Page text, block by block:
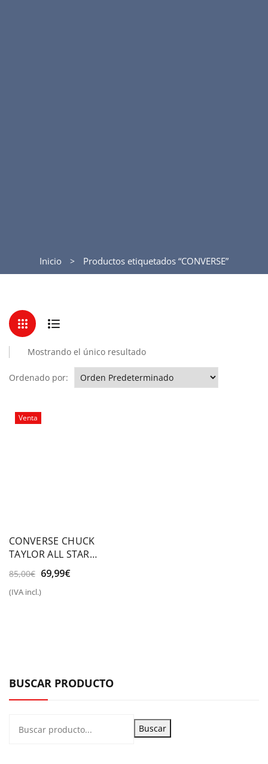
Inicio Productos etiquetados “CONVERSE”
Mostrando el único resultado
Ordenado por:
Venta
CONVERSE CHUCK
TAYLOR ALL STAR
PLATFORM CANVAS
85,00€ El
original
69,99€El
(IVA incl.)
BUSCAR PRODUCTO
Buscar